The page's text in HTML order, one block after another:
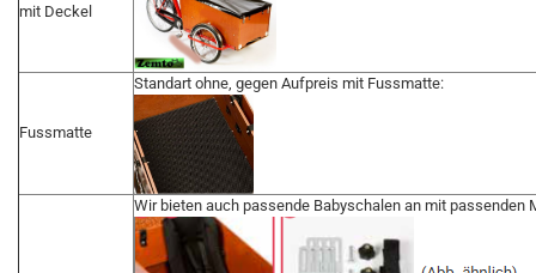
mit Deckel
Fussmatte
Standart ohne, gegen Aufpreis mit Fussmatte:
Wir bieten auch passende Babyschalen an mit passenden